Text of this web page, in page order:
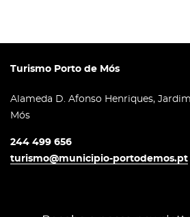
Turismo Porto de Mós
Alameda D. Afonso Henriques,
Mós
244 499 656
turismo@municipio-portodemos.pt